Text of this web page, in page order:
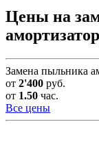
Цены на
Замена пыльника
от 2'400 руб.
от 1.50 час.
Все цены